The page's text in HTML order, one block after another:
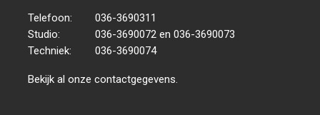
Telefoon:
036-3690311
Studio:
036-3690072 en 036-3690073
Techniek:
036-3690074
Bekijk al onzecontactgegevens